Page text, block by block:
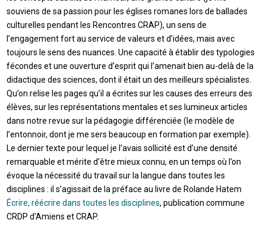
souviens de sa passion pour les églises romanes lors de ballades
culturelles pendant les Rencontres CRAP), un sens de
l’engagement fort au service de valeurs et d’idées, mais avec
toujours le sens des nuances. Une capacité à établir des typologies
fécondes et une ouverture d’esprit qui l’amenait bien au-delà de la
didactique des sciences, dont il était un des meilleurs spécialistes.
Qu’on relise les pages qu’il a écrites sur les causes des erreurs des
élèves, sur les représentations mentales et ses lumineux articles
dans notre revue sur la pédagogie différenciée (le modèle de
l’entonnoir, dont je me sers beaucoup en formation par exemple).
Le dernier texte pour lequel je l’avais sollicité est d’une densité
remarquable et mérite d’être mieux connu, en un temps où l’on
évoque la nécessité du travail sur la langue dans toutes les
disciplines : il s’agissait de la préface au livre de Rolande Hatem
Écrire, réécrire dans toutes les disciplines, publication commune
CRDP d’Amiens et CRAP.